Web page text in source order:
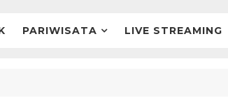
PARIWISATA LIVE STREAMING